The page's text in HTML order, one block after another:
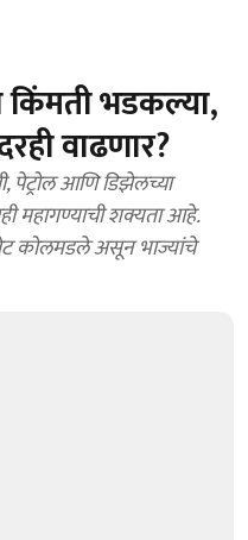
किंमती भडकल्या,
वाढणार?
आणि डिझेलच्या
महागण्याची शक्यता आहे.
कोलमडले असून भाज्यांचे